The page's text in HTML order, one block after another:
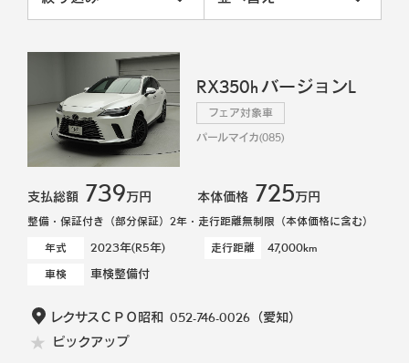
RX350h バージョンL
フェア対象車
パールマイカ(085)
支払総額 739万円 本体価格 725万円
整備・保証付き（部分保証）2年・走行距離無制限（本体価格に含む）
年式
2023年(R5年) 走行距離 47,000km
車検 車検整備付
レクサスＣＰＯ昭和 052-746-0026（愛知）
ピックアップ